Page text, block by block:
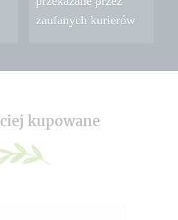
zaufanych kurierów
kupowane